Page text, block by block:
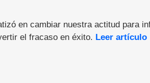
en cambiar nuestra actitud para
el fracaso en éxito. Leer artículo